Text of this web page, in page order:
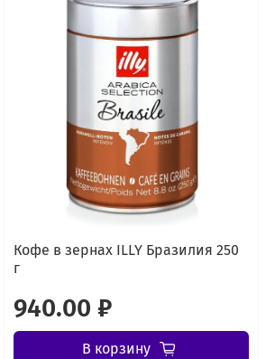
Кофе в зернах ILLY Бразилия 250
г
940.00 ₽
В корзину